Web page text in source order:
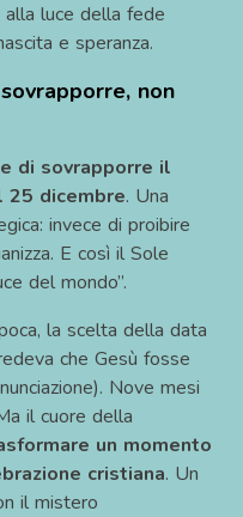
luce della fede
e speranza.
non
di sovrapporre il
dicembre. Una
invece di proibire
E così il Sole
del mondo”.
la scelta della data
che Gesù fosse
Nove mesi
il cuore della
un momento
cristiana. Un
il mistero